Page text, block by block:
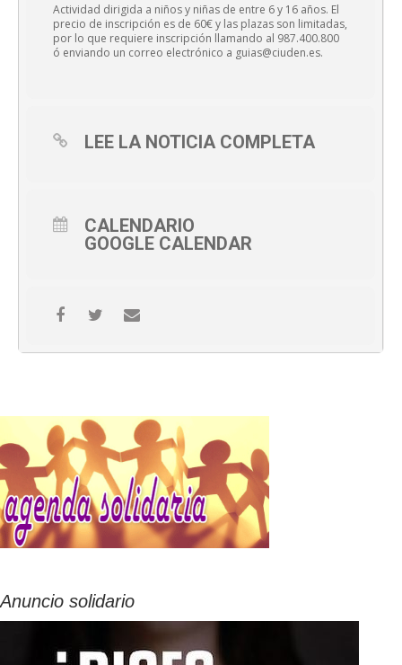
Actividad dirigida a niños y niñas de entre 6 y 16 años. El
precio de inscripción es de 60€ y las plazas son limitadas,
por lo que requiere inscripción llamando al 987.400.800
ó enviando un correo electrónico a guias@ciuden.es.
LEE LA NOTICIA COMPLETA
CALENDARIO
GOOGLE CALENDAR
Anuncio solidario